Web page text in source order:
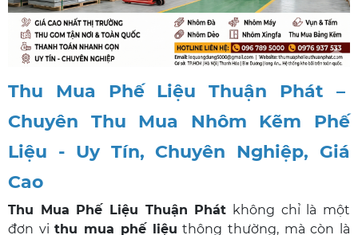
Thu Mua Phế Liệu Thuận Phát –
Chuyên Thu Mua Nhôm Kẽm Phế
Liệu - Uy Tín, Chuyên Nghiệp, Giá
Cao
Thu Mua Phế Liệu Thuận Phát không chỉ là một
đơn vịthu mua phế liệu thông thường, mà còn là